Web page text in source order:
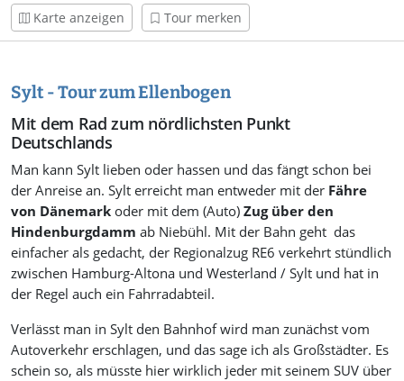
Karte anzeigen Tour merken
Sylt - Tour zum Ellenbogen
Mit dem Rad zum nördlichsten Punkt
Deutschlands
Man kann Sylt lieben oder hassen und das fängt schon bei
der Anreise an. Sylt erreicht man entweder mit der Fähre
von Dänemarkoder mit dem (Auto)Zug über den
Hindenburgdamm ab Niebühl. Mit der Bahn geht das
einfacher als gedacht, der Regionalzug RE6 verkehrt stündlich
zwischen Hamburg-Altona und Westerland / Sylt und hat in
der Regel auch ein Fahrradabteil.
Verlässt man in Sylt den Bahnhof wird man zunächst vom
Autoverkehr erschlagen, und das sage ich als Großstädter. Es
schein so, als müsste hier wirklich jeder mit seinem SUV über